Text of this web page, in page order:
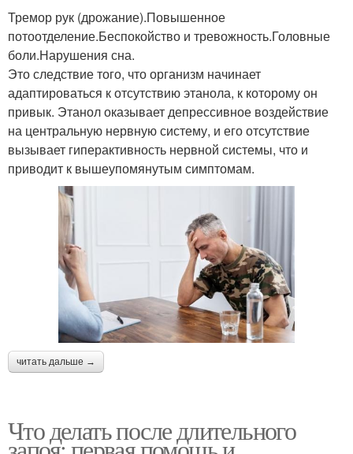
Тремор рук (дрожание).Повышенное
потоотделение.Беспокойство и тревожность.Головные
боли.Нарушения сна.
Это следствие того, что организм начинает
адаптироваться к отсутствию этанола, к которому он
привык. Этанол оказывает депрессивное воздействие
на центральную нервную систему, и его отсутствие
вызывает гиперактивность нервной системы, что и
приводит к вышеупомянутым симптомам.
читать дальше →
Что делать после длительного